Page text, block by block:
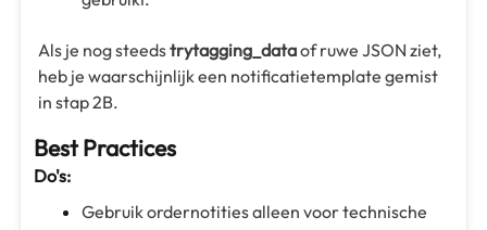
Als je nog steedstrytagging_dataof ruwe JSON ziet,
heb je waarschijnlijk een notificatietemplate gemist
in stap 2B.
Best Practices
Do's:
Gebruik ordernotities alleen voor technische